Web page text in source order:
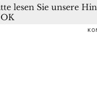
lesen Sie unsere
OK